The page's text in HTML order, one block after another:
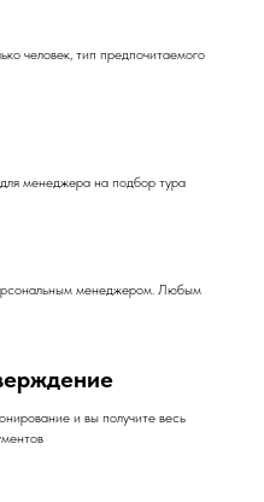
человек, тип предпочитаемого
менеджера на подбор тура
менеджером. Любым
и вы получите весь